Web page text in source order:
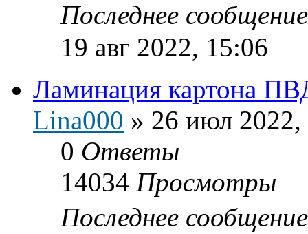
Последнее
19 авг 2022, 15:06
Ламинация картона
Lina000 » 26 июл 2022,
0 Ответы
14034 Просмотры
Последнее